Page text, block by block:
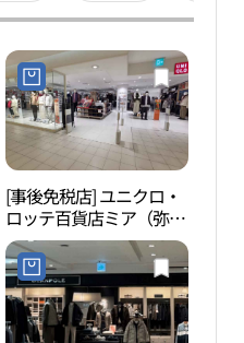
[事後免税店] ユニクロ・
ロッテ百貨店ミア（弥
阿）店(유니클로 롯데백
화점 미아점)